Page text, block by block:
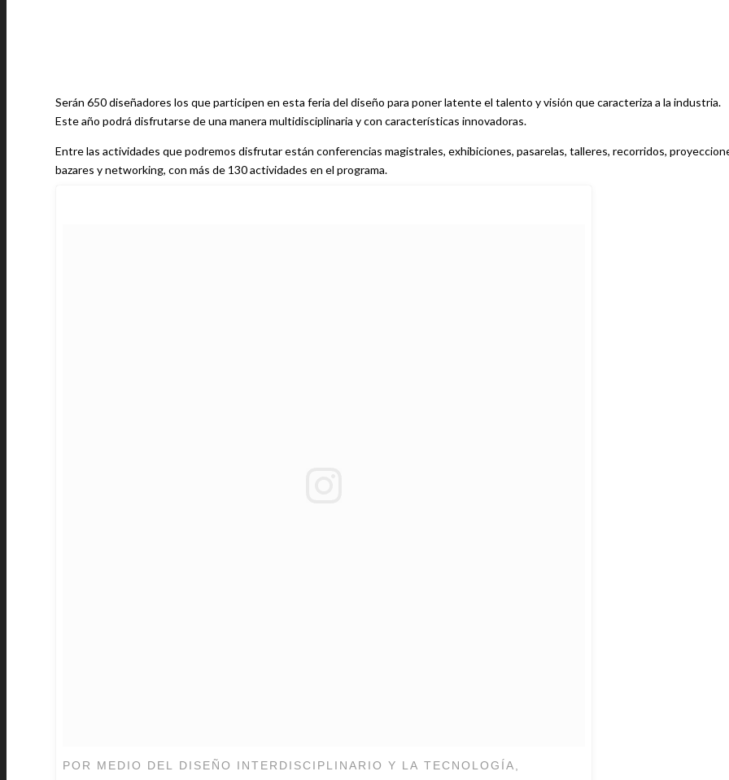
Serán 650 diseñadores los que participen en esta feria del diseño para poner latente el talento y visión que caracteriza a la industria.
Este año podrá disfrutarse de una manera multidisciplinaria y con características innovadoras.
Entre las actividades que podremos disfrutar están conferencias magistrales, exhibiciones, pasarelas, talleres, recorridos,
bazares y networking, con más de 130 actividades en el programa.
POR MEDIO DEL DISEÑO INTERDISCIPLINARIO Y LA TECNOLOGÍA,